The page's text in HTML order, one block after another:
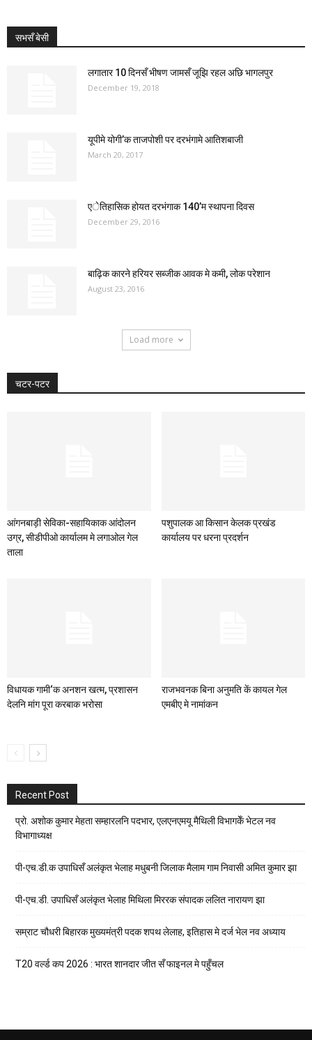
सभसँ बेसी
लगातार 10 दिनसँ भीषण जामसँ जूझि रहल अछि भागलपुर
December 19, 2018
यूपीमे योगी’क ताजपोशी पर दरभंगामे आतिशबाजी
March 20, 2017
एेतिहासिक होयत दरभंगाक 140’म स्थापना दिवस
December 29, 2016
बाढ़िक कारने हरियर सब्जीक आवक मे कमी, लोक परेशान
August 23, 2016
Load more
चटर-पटर
आंगनबाड़ी सेविका-सहायिकाक आंदोलन
उग्र, सीडीपीओ कार्यालम मे लगाओल गेल
ताला
पशुपालक आ किसान केलक प्रखंड
कार्यालय पर धरना प्रदर्शन
विधायक गामी‘क अनशन खत्म, प्रशासन
देलनि मांग पूरा करबाक भरोसा
राजभवनक बिना अनुमति कें कायल गेल
एमबीए मे नामांकन
Recent Post
प्रो. अशोक कुमार मेहता सम्हारलनि पदभार, एलएनएमयू मैथिली विभागकेँ भेटल नव
विभागाध्यक्ष
पी-एच.डी.क उपाधिसँ अलंकृत भेलाह मधुबनी जिलाक मैलाम गाम निवासी अमित कुमार झा
पी-एच.डी. उपाधिसँ अलंकृत भेलाह मिथिला मिररक संपादक ललित नारायण झा
सम्राट चौधरी बिहारक मुख्यमंत्री पदक शपथ लेलाह, इतिहास मे दर्ज भेल नव अध्याय
T20 वर्ल्ड कप 2026 : भारत शानदार जीत सँ फाइनल मे पहुँचल